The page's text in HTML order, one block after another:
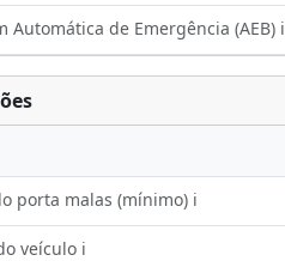
Automática de Emergência (AEB) ℹ️
porta malas (mínimo) ℹ️
veículo ℹ️